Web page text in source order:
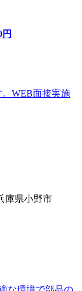
円
WEB面接実施
庫県小野市